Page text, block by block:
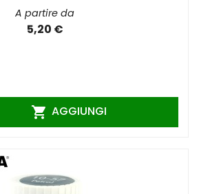
A partire da
5,20 €
 AGGIUNGI